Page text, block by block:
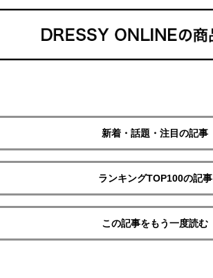
新着・話題・注目の記事
ランキングTOP100の記事
この記事をもう一度読む